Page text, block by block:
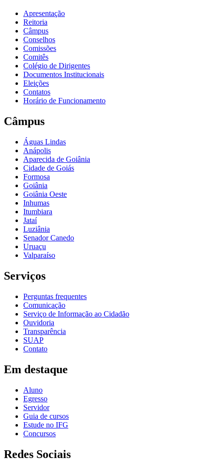
Apresentação
Reitoria
Câmpus
Conselhos
Comissões
Comitês
Colégio de Dirigentes
Documentos Institucionais
Eleições
Contatos
Horário de Funcionamento
Câmpus
Águas Lindas
Anápolis
Aparecida de Goiânia
Cidade de Goiás
Formosa
Goiânia
Goiânia Oeste
Inhumas
Itumbiara
Jataí
Luziânia
Senador Canedo
Uruaçu
Valparaíso
Serviços
Perguntas frequentes
Comunicação
Serviço de Informação ao Cidadão
Ouvidoria
Transparência
SUAP
Contato
Em destaque
Aluno
Egresso
Servidor
Guia de cursos
Estude no IFG
Concursos
Redes Sociais